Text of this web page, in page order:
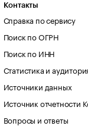
Контакты
Справка по сервису
Поиск по ОГРН
Поиск по ИНН
Статистика и
Источники данных
Источник отчетности
Вопросы и ответы